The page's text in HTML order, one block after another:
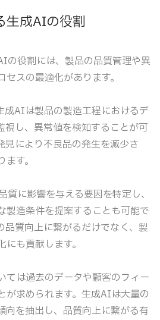
生成AIの役割
の役割には、製品の品質管理や異
スの最適化があります。
成AIは製品の製造工程におけるデ
視し、異常値を検知することが可
見により不良品の発生を減少さ
す。
に影響を与える要因を特定し、
製造条件を提案することも可能で
品質向上に繋がるだけでなく、製
も貢献します。
ては過去のデータや顧客のフィー
が求められます。生成AIは大量の
向を抽出し、品質向上に繋がる有